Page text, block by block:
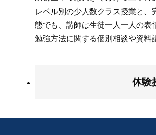
レベル別の少人数クラス授業と
態でも、講師は生徒一人一人の表
勉強方法に関する個別相談や資料
体験